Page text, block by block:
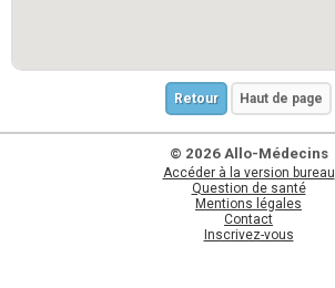
Retour Haut de page
© 2026 Allo-Médecins
Accéder à la version bureau
Question de santé
Mentions légales
Contact
Inscrivez-vous